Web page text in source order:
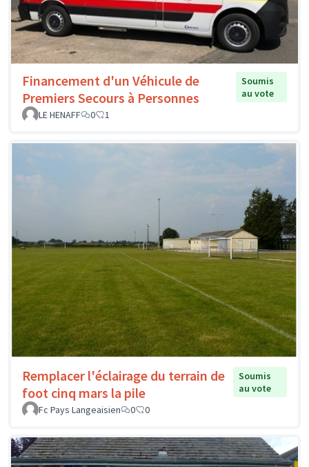
Financement d'un Véhicule de
Premiers Secours à Personnes
Soumis
au vote
LE HENAFF
0 1
Remplacer l'éclairage du terrain de
foot cinq mars la pile
Soumis
au vote
Fc Pays Langeaisien
0 0